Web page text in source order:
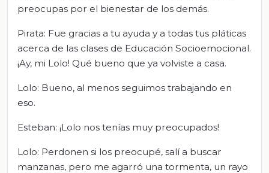
preocupas por el bienestar de los demás.
Pirata: Fue gracias a tu ayuda y a todas tus pláticas
acerca de las clases de Educación Socioemocional.
¡Ay, mi Lolo! Qué bueno que ya volviste a casa.
Lolo: Bueno, al menos seguimos trabajando en
eso.
Esteban: ¡Lolo nos tenías muy preocupados!
Lolo: Perdonen si los preocupé, salí a buscar
manzanas, pero me agarró una tormenta, un rayo